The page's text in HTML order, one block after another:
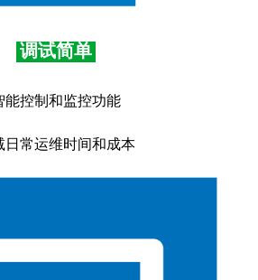
调试简单
能控制和监控功能
日常运维时间和成本